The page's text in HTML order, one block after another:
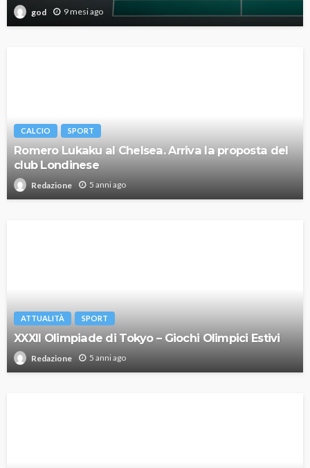
god 9 mesi ago
CALCIO SPORT
Romero Lukaku al Chelsea. Arriva la proposta del
club Londinese
Redazione 5 anni ago
ATTUALITÀ SPORT
XXXII Olimpiade di Tokyo – Giochi Olimpici Estivi
Redazione 5 anni ago